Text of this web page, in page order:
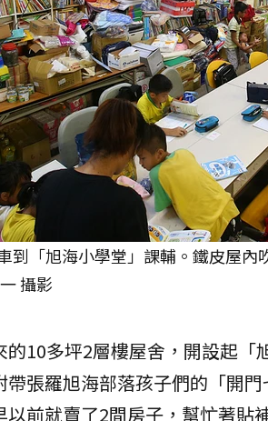
到「旭海小學堂」課輔。鐵皮屋
攝影
10多坪2層樓屋舍，開設起
張羅旭海部落孩子們的「開
前就賣了2間房子，幫忙著貼